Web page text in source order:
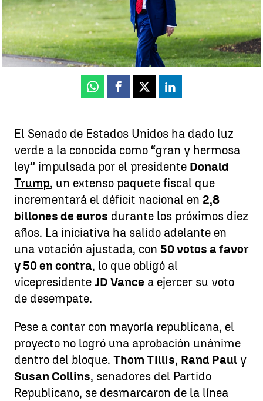
Celia de Santiago
Publicado:01 de julio de 2025, 21:35
Whatsapp
Facebook
X Linkedin
El Senado de Estados Unidos ha dado luz
verde a la conocida como “gran y hermosa
ley” impulsada por el presidente Donald
Trump, un extenso paquete fiscal que
incrementará el déficit nacional en 2,8
billones de euros durante los próximos diez
años. La iniciativa ha salido adelante en
una votación ajustada, con 50 votos a favor
y 50 en contra, lo que obligó al
vicepresidente JD Vance a ejercer su voto
de desempate.
Pese a contar con mayoría republicana, el
proyecto no logró una aprobación unánime
dentro del bloque. Thom Tillis, Rand Paul y
Susan Collins, senadores del Partido
Republicano, se desmarcaron de la línea